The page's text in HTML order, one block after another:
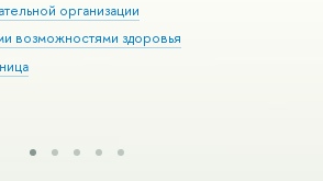
организации
возможностями здоровья